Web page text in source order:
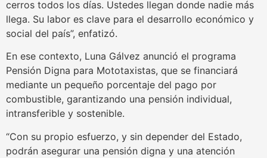
cerros todos los días. Ustedes llegan donde nadie más
llega. Su labor es clave para el desarrollo económico y
social del país”, enfatizó.
En ese contexto, Luna Gálvez anunció el programa
Pensión Digna para Mototaxistas, que se financiará
mediante un pequeño porcentaje del pago por
combustible, garantizando una pensión individual,
intransferible y sostenible.
“Con su propio esfuerzo, y sin depender del Estado,
podrán asegurar una pensión digna y una atención